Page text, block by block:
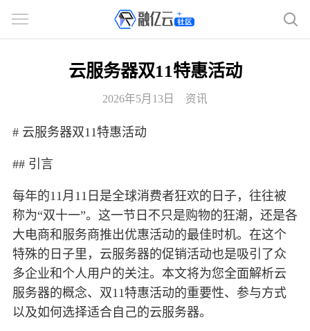
云服务器双11特惠活动
2026年5月13日 资讯
# 云服务器双11特惠活动
## 引言
每年的11月11日是全球消费者狂欢的日子，往往被
称为“双十一”。这一节日不只是购物的狂潮，还是各
大电商和服务商推出优惠活动的最佳时机。在这个
特殊的日子里，云服务器的促销活动也是吸引了众
多企业和个人用户的关注。本文将为您全面解析云
服务器的概念、双11特惠活动的重要性、参与方式
以及如何选择适合自己的云服务器。